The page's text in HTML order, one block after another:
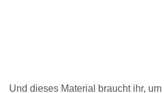
Und dieses Material braucht ihr,